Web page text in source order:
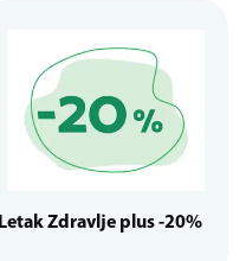
Letak Zdravlje plus -20%